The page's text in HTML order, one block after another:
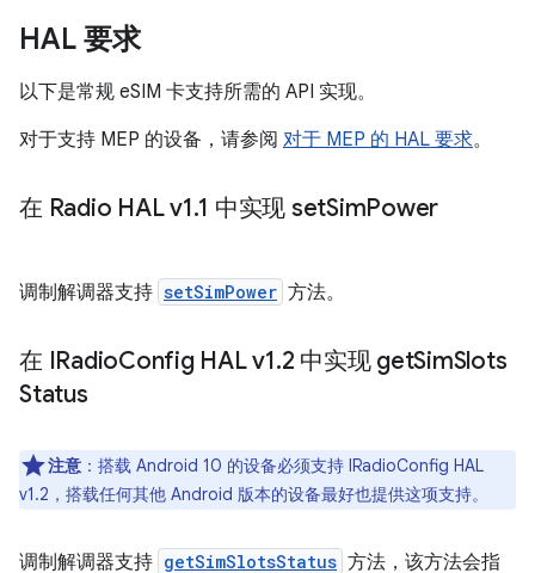
HAL 要求
以下是常规 eSIM 卡支持所需的 API 实现。
对于支持 MEP 的设备，请参阅 对于 MEP 的 HAL 要求。
在 Radio HAL v1.1 中实现 setSimPower
调制解调器支持 setSimPower 方法。
在 IRadioConfig HAL v1.2 中实现 getSimSlots
Status
注意 ：搭载 Android 10 的设备必须支持 IRadioConfig HAL
v1.2，搭载任何其他 Android 版本的设备最好也提供这项支持。
调制解调器支持 getSimSlotsStatus 方法，该方法会指